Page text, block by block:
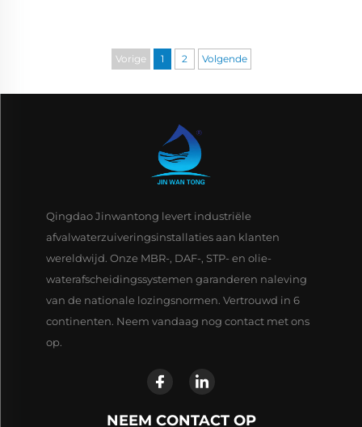
waardevolle installatieruimte
Vorige 1 2 Volgende
Qingdao Jinwantong levert industriële
afvalwaterzuiveringsinstallaties aan klanten
wereldwijd. Onze MBR-, DAF-, STP- en olie-
waterafscheidingssystemen garanderen naleving
van de nationale lozingsnormen. Vertrouwd in 6
continenten. Neem vandaag nog contact met ons
op.
NEEM CONTACT OP